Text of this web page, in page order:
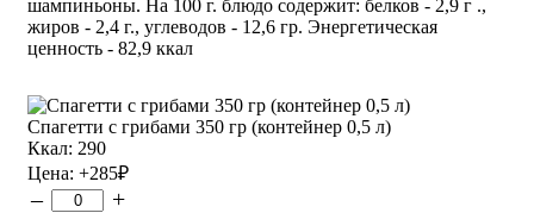
шампиньоны. На 100 г. блюдо содержит: белков - 2,9 г .,
жиров - 2,4 г., углеводов - 12,6 гр. Энергетическая
ценность - 82,9 ккал
Спагетти с грибами 350 гр (контейнер 0,5 л)
Ккал: 290
Цена: +285₽
– +